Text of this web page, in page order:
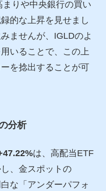
りや中央銀行の買い
的な上昇を見せまし
ませんが、IGLDのよ
いることで、この上
を捻出することが可
分析
は、高配当ETF
、金スポットの
な「アンダーパフォ